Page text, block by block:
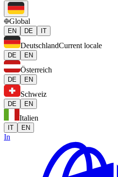
Global
EN DE IT
DeutschlandCurrent locale
DE EN
Österreich
DE EN
Schweiz
DE EN
Italien
IT EN
In